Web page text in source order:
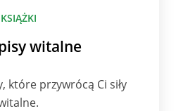
KSIĄŻKI
witalne
które przywrócą Ci siły